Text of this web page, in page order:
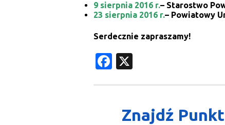
9 sierpnia 2016 r.– Starostwo
23 sierpnia 2016 r.– Powiatowy
Serdecznie zapraszamy!
Facebook
Znajdź